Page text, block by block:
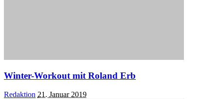
Winter-Workout mit Roland Erb
Posted
Redaktion 21. Januar 2019